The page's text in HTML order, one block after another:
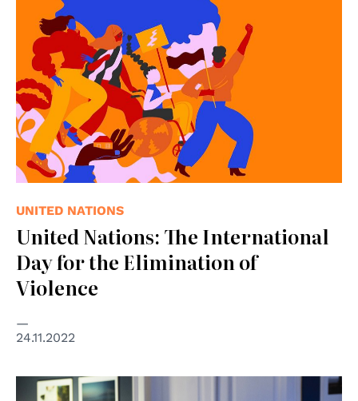
UNITED NATIONS
United Nations: The International
Day for the Elimination of
Violence
24.11.2022
© Council of Europe